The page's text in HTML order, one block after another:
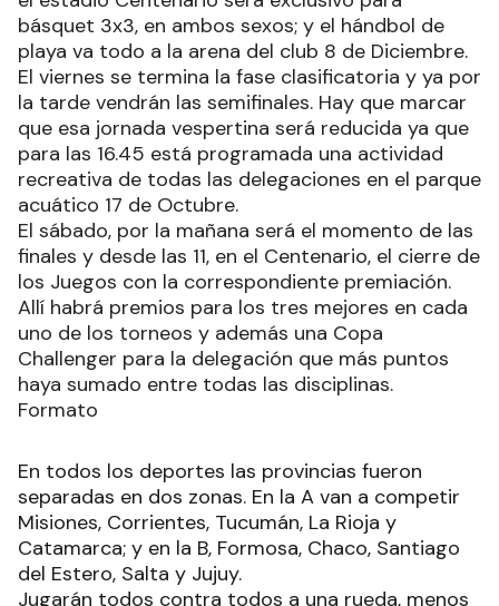
básquet 3x3, en ambos sexos; y el hándbol de
playa va todo a la arena del club 8 de Diciembre.
El viernes se termina la fase clasificatoria y ya por
la tarde vendrán las semifinales. Hay que marcar
que esa jornada vespertina será reducida ya que
para las 16.45 está programada una actividad
recreativa de todas las delegaciones en el parque
acuático 17 de Octubre.
El sábado, por la mañana será el momento de las
finales y desde las 11, en el Centenario, el cierre de
los Juegos con la correspondiente premiación.
Allí habrá premios para los tres mejores en cada
uno de los torneos y además una Copa
Challenger para la delegación que más puntos
haya sumado entre todas las disciplinas.
Formato
En todos los deportes las provincias fueron
separadas en dos zonas. En la A van a competir
Misiones, Corrientes, Tucumán, La Rioja y
Catamarca; y en la B, Formosa, Chaco, Santiago
del Estero, Salta y Jujuy.
Jugarán todos contra todos a una rueda, menos